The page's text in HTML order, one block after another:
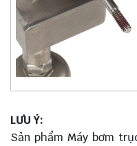
LƯU Ý:
Sản phẩm Máy bơm